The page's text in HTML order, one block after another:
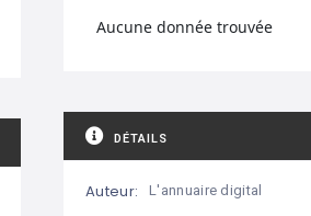
Aucune donnée trouvée
DÉTAILS
Auteur: L'annuaire digital